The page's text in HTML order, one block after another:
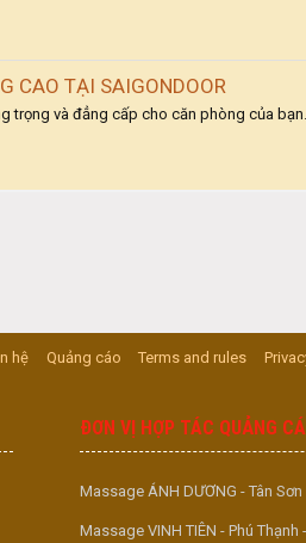
CAO TẠI SAIGONDOOR
trọng và đẳng cấp cho căn phòng của
hệ Quảng cáo Terms and rules
ĐƠN VỊ HỢP TÁC QUẢNG
Massage ÁNH DƯƠNG - Tân Sơn
Massage VINH TIÊN - Phú Thạnh